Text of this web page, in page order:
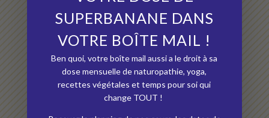
« Après quelques séances, ma problématique liée
principalement à mon intestin a disparu. Grâce à
une approche concrète et des explications qui
rendent autonome, Andréa nous accompagne à un
SUPERBANANE DANS
VOTRE BOÎTE MAIL !
Ben quoi, votre boîte mail aussi a le droit à sa
dose mensuelle de naturopathie, yoga,
recettes végétales et temps pour soi qui
change TOUT !